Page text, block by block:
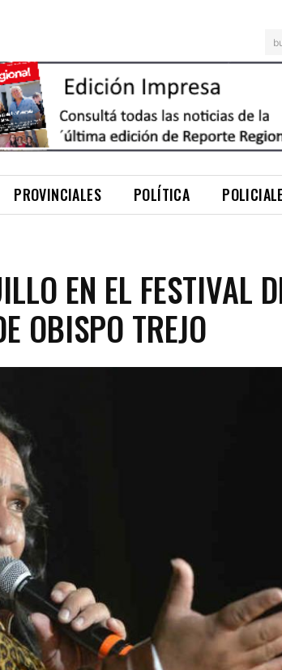
PROVINCIALES POLÍTICA
EN EL FESTIVAL
OBISPO TREJO